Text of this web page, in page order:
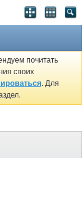
почитать
своих
. Для